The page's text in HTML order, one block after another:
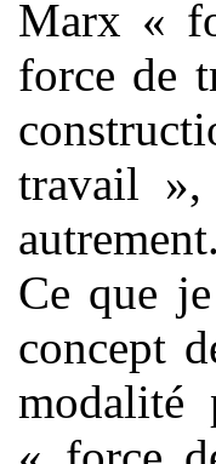
Marx «
force de
travail »,
autrement.
Ce que
concept